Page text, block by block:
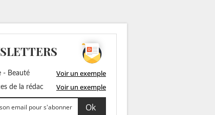
- Beauté Voir un exemple
de la rédac Voir un exemple